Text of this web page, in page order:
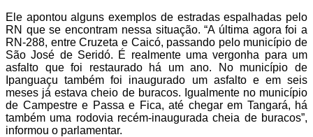
Ele apontou alguns exemplos de estradas espalhadas pelo
RN que se encontram nessa situação. “A última agora foi a
RN-288, entre Cruzeta e Caicó, passando pelo município de
São José de Seridó. É realmente uma vergonha para um
asfalto que foi restaurado há um ano. No município de
Ipanguaçu também foi inaugurado um asfalto e em seis
meses já estava cheio de buracos. Igualmente no município
de Campestre e Passa e Fica, até chegar em Tangará, há
também uma rodovia recém-inaugurada cheia de buracos”,
informou o parlamentar.